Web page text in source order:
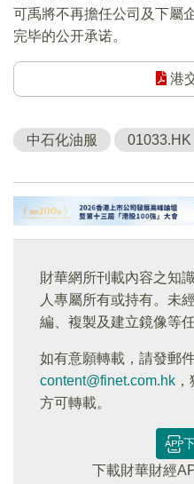
可禹將不再擔任公司及下屬
完毕的公开承诺。
港
中石化油服 01033.HK
財華網所刊載內容之知
人專屬所有或持有。未
編、複製及建立鏡像等任
如有意願轉載，請發郵
content@finet.com.hk
方可轉載。
下載財華財經